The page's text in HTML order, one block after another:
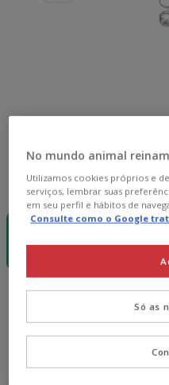
Tamanho:20 - 30 cm
-12% c/
cupão 💰
Promoção disponível
7.99€
No mundo animal reinam
Utilizamos cookies próprios e
serviços, lembrar suas
em seu perfil e hábitos de
Consulte como o Google
Só as